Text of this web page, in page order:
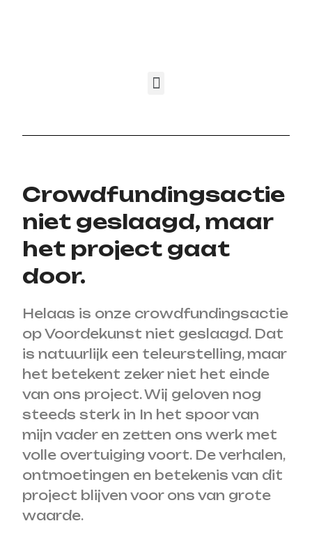
Crowdfundingsactie
niet geslaagd, maar
het project gaat
door.
Helaas is onze crowdfundingsactie
op Voordekunst niet geslaagd. Dat
is natuurlijk een teleurstelling, maar
het betekent zeker niet het einde
van ons project. Wij geloven nog
steeds sterk in In het spoor van
mijn vader en zetten ons werk met
volle overtuiging voort. De verhalen,
ontmoetingen en betekenis van dit
project blijven voor ons van grote
waarde.